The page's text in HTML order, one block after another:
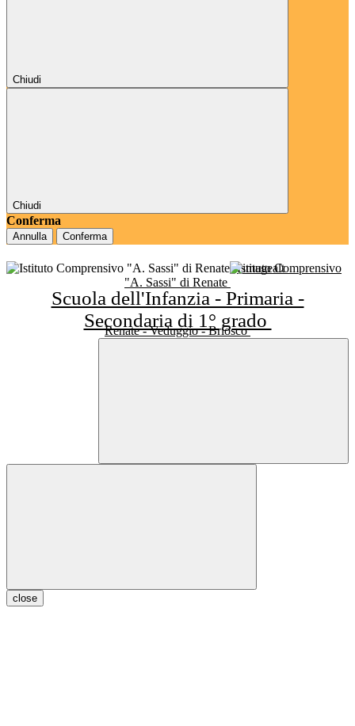
Chiudi
Chiudi
Conferma
Annulla Conferma
Istituto Comprensivo
"A. Sassi" di Renate
Scuola dell'Infanzia - Primaria -
Secondaria di 1° grado
Renate - Veduggio - Briosco
close